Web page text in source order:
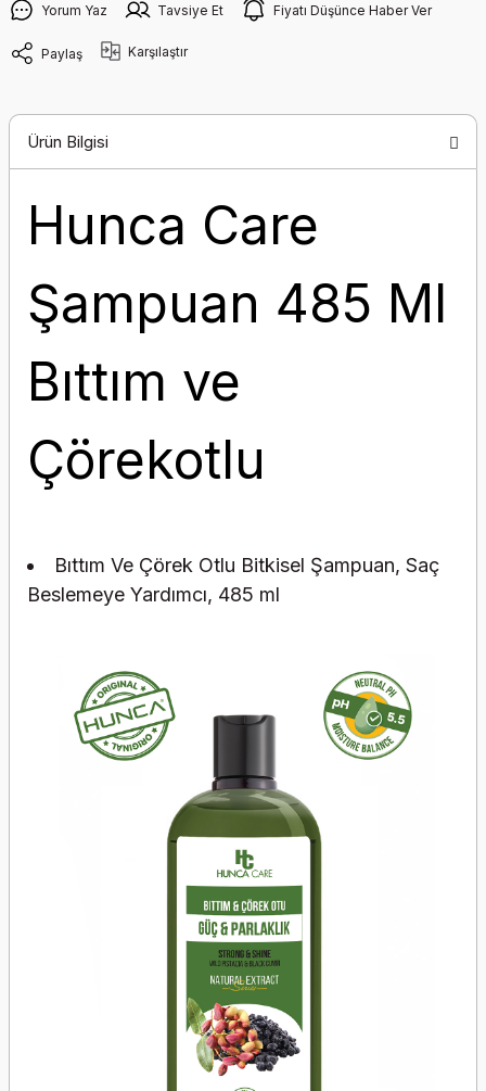
Yorum Yaz Tavsiye Et Fiyatı Düşünce Haber Ver
Paylaş Karşılaştır
Ürün Bilgisi
Hunca Care
Şampuan 485 Ml
Bıttım ve
Çörekotlu
Bıttım Ve Çörek Otlu Bitkisel Şampuan, Saç
Beslemeye Yardımcı, 485 ml